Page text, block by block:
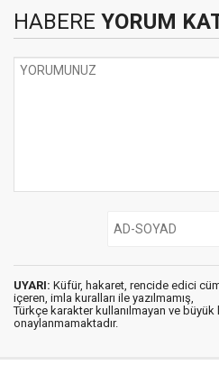
HABERE YORUM
UYARI: Küfür, hakaret, rencide edici
içeren, imla kuralları ile yazılmamış,
Türkçe karakter kullanılmayan ve büyük
onaylanmamaktadır.